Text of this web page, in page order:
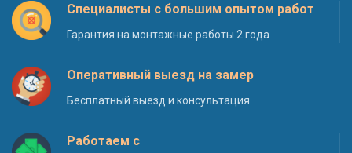
Специалисты с большим опытом работ
Гарантия на монтажные работы 2 года
Оперативный выезд на замер
Бесплатный выезд и консультация
Работаем с